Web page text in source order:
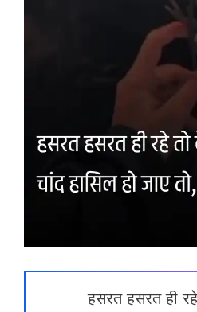
हसरत हसरत ही